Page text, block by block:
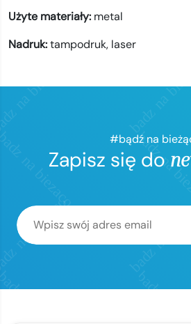
Użyte materiały: metal
Nadruk:tampodruk, laser
#bądź na
Zapisz się do